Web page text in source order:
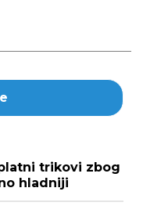
trikovi zbog
hladniji